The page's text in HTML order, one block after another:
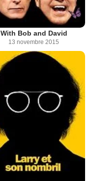
With Bob and David
13 novembre 2015